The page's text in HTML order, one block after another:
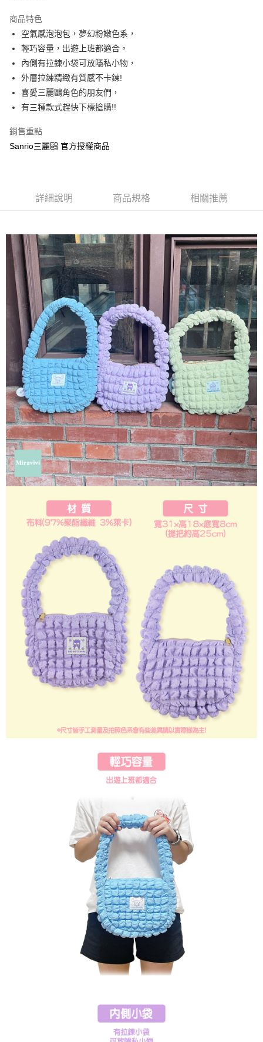
Apple Pay
街口支付
悠遊付
AFTEE先享後付
相關說明
AFTEE先享後付是「在收到商品之後才付款」的支付方式。 讓您購物簡單
便利好安心！
【「AFTEE先享後付」結帳流程】
３．收到繳費通知簡訊後14天內，點擊此簡訊中的連結，可透過四大超商／
ATM／網路銀行／等多元方式進行付款，方視為交易完成。
※ 請注意：結帳手續完成當下不需立刻繳費，但若您需要取消訂單，請聯絡
購買商品的店家。未經商家同意取消之訂單仍視為有效，需透過AFTEE先享
後付繳納相關費用。
※ 交易是否成功請以「AFTEE先享後付 」之結帳頁面顯示為準，若有關於
是否繳費成功／繳費後需取消欲退款等相關疑問，請聯繫「AFTEE先享後付
客戶支援中心」https://netprotections.freshdesk.com/support/home
【注意事項】
１．透過由恩沛科技股份有限公司提供之「AFTEE先享後付」服務完成之交
易，需依本服務之必要範圍內提供個人資料，並將交易相關給付款項請求債
權轉讓予恩沛科技股份有限公司。
２．關於個人資料處理事宜，請瀏覽以下網址：
https://aftee.tw/terms/#terms3
３．未成年的使用者請事先徵得法定代理人或監護人之同意方可使用
「AFTEE先享後付」，若未經同意申辦者引起之損失，本公司不負相關責
任。
４．使用「AFTEE先享後付」時，將依據個別帳號之用戶狀況，依本公司即
時審查核予不同之上限額度；若仍有額度不足之情形，本公司將視審查結果
請求用戶進行身份認證。
５．嚴禁一人註冊多個帳號或使用他人資訊註冊。若發現惡意使用之情形，
恩沛科技股份有限公司將有權停止該用戶之使用額度並採取法律行動。
ATM付款
每筆NT$60，滿NT$499(含以上)免運費
每筆NT$60，滿NT$499(含以上)免運費
7-11付款取貨
每筆NT$60，滿NT$499(含以上)免運費
付款後7-11取貨
每筆NT$60，滿NT$499(含以上)免運費
宅配
每筆NT$120，滿NT$499(含以上)免運費
海外宅配 查看運費
商品特色
空氣感泡泡包，夢幻粉嫩色系，
輕巧容量，出遊上班都適合。
內側有拉鍊小袋可放隱私小物，
外層拉鍊精緻有質感不卡鍊!
喜愛三麗鷗角色的朋友們，
有三種款式趕快下標搶購!!
銷售重點
Sanrio三麗鷗 官方授權商品
詳細說明 商品規格 相關推薦